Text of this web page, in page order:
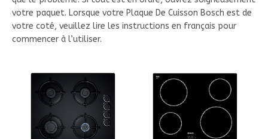
votre paquet. Lorsque votre Plaque De Cuisson Bosch est de
votre coté, veuillez lire les instructions en français pour
commencer à l’utiliser.